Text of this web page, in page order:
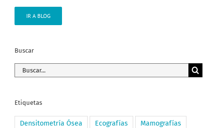
IR A BLOG
Buscar
Buscar:
Etiquetas
Densitometría Ósea Ecografías Mamografías